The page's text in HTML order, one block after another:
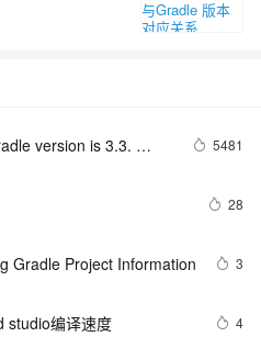
version is 3.3.
5481
28
Gradle Project Information 3
studio编译速度 4